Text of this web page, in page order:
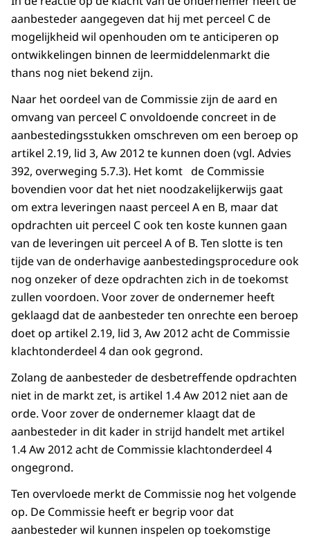
aanbesteder aangegeven dat hij met perceel C de
mogelijkheid wil openhouden om te anticiperen op
ontwikkelingen binnen de leermiddelenmarkt die
thans nog niet bekend zijn.
Naar het oordeel van de Commissie zijn de aard en
omvang van perceel C onvoldoende concreet in de
aanbestedingsstukken omschreven om een beroep op
artikel 2.19, lid 3, Aw 2012 te kunnen doen (vgl. Advies
392, overweging 5.7.3). Het komt de Commissie
bovendien voor dat het niet noodzakelijkerwijs gaat
om extra leveringen naast perceel A en B, maar dat
opdrachten uit perceel C ook ten koste kunnen gaan
van de leveringen uit perceel A of B. Ten slotte is ten
tijde van de onderhavige aanbestedingsprocedure ook
nog onzeker of deze opdrachten zich in de toekomst
zullen voordoen. Voor zover de ondernemer heeft
geklaagd dat de aanbesteder ten onrechte een beroep
doet op artikel 2.19, lid 3, Aw 2012 acht de Commissie
klachtonderdeel 4 dan ook gegrond.
Zolang de aanbesteder de desbetreffende opdrachten
niet in de markt zet, is artikel 1.4 Aw 2012 niet aan de
orde. Voor zover de ondernemer klaagt dat de
aanbesteder in dit kader in strijd handelt met artikel
1.4 Aw 2012 acht de Commissie klachtonderdeel 4
ongegrond.
Ten overvloede merkt de Commissie nog het volgende
op. De Commissie heeft er begrip voor dat
aanbesteder wil kunnen inspelen op toekomstige